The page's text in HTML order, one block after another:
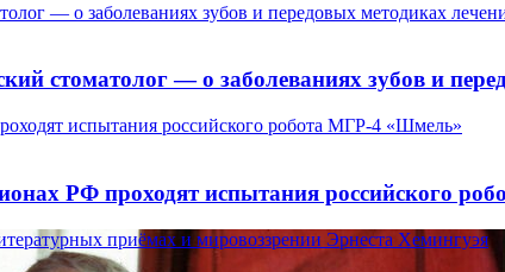
— о заболеваниях зубов и передовых методиках
стоматолог — о заболеваниях зубов и
испытания российского робота МГР-4 «Шмель»
РФ проходят испытания российского
приёмах и мировоззрении Эрнеста Хемингуэя